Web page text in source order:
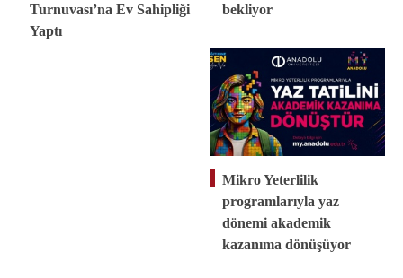
Turnuvası’na Ev Sahipliği
Yaptı
bekliyor
Mikro Yeterlilik
programlarıyla yaz
dönemi akademik
kazanıma dönüşüyor